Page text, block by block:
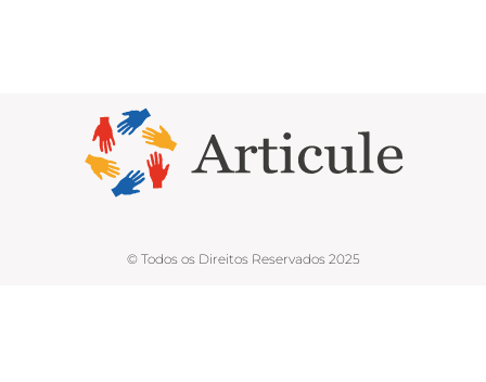
© Todos os Direitos Reservados 2025